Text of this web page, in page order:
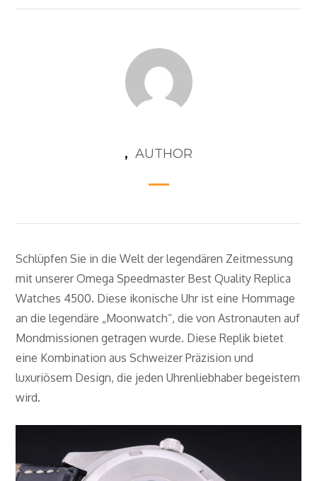
, AUTHOR
Schlüpfen Sie in die Welt der legendären Zeitmessung
mit unserer Omega Speedmaster Best Quality Replica
Watches 4500. Diese ikonische Uhr ist eine Hommage
an die legendäre „Moonwatch“, die von Astronauten auf
Mondmissionen getragen wurde. Diese Replik bietet
eine Kombination aus Schweizer Präzision und
luxuriösem Design, die jeden Uhrenliebhaber begeistern
wird.